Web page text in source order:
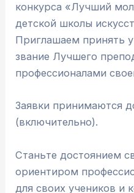
конкурса «Лучший
детской школы
Приглашаем принять
звание Лучшего
профессионалами
Заявки принимаются
(включительно).
Станьте достоянием
ориентиром
для своих учеников и